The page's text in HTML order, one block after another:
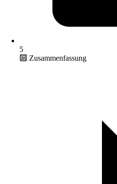
5
🔟 Zusammenfassung